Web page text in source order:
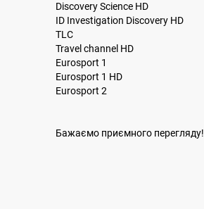
Discovery Science HD
ID Investigation Discovery HD
TLC
Travel channel HD
Eurosport 1
Eurosport 1 HD
Eurosport 2
Бажаємо приємного перегляду!